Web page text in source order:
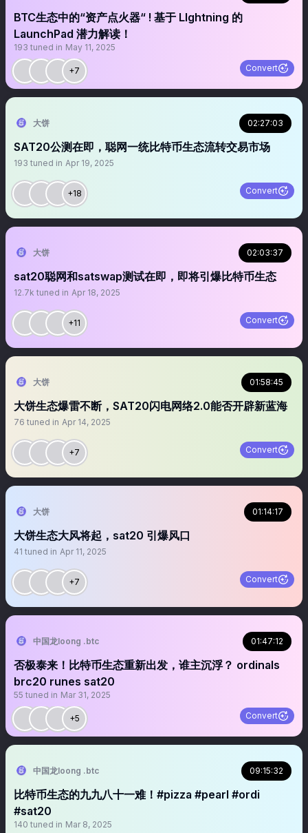
BTC生态中的“资产点火器“ ! 基于 LIghtning 的
LaunchPad 潜力解读！
193 tuned in May 11, 2025
+7 Convert
大饼 02:27:03
SAT20公测在即，聪网一统比特币生态流转交易市场
193 tuned in Apr 19, 2025
+18 Convert
大饼 02:03:37
sat20聪网和satswap测试在即，即将引爆比特币生态
12.7k tuned in Apr 18, 2025
+11 Convert
大饼 01:58:45
大饼生态爆雷不断，SAT20闪电网络2.0能否开辟新蓝海
76 tuned in Apr 14, 2025
+7 Convert
大饼 01:14:17
大饼生态大风将起，sat20 引爆风口
41 tuned in Apr 11, 2025
+7 Convert
中国龙loong .btc 01:47:12
否极泰来！比特币生态重新出发，谁主沉浮？ ordinals
brc20 runes sat20
55 tuned in Mar 31, 2025
+5 Convert
中国龙loong .btc 09:15:32
比特币生态的九九八十一难！#pizza #pearl #ordi
#sat20
140 tuned in Mar 8, 2025